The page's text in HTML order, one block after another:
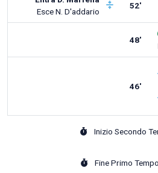
EsceN. D'addario
52'
48'
46'
Inizio Secondo
Fine Primo Tempo